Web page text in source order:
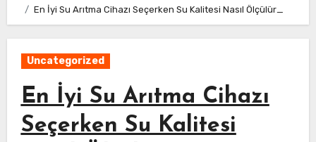
En İyi Su Arıtma Cihazı Seçerken Su Kalitesi Nasıl Ölçülür_
Uncategorized
En İyi Su Arıtma Cihazı
Seçerken Su Kalitesi